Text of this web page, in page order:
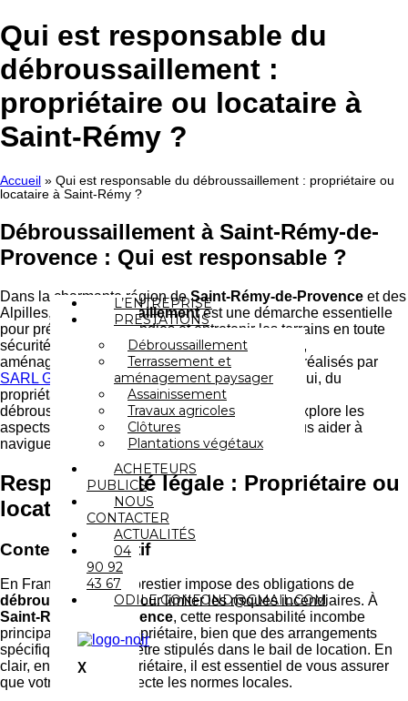
au
contenu
L’ENTREPRISE
PRESTATIONS
Débroussaillement
Terrassement et
aménagement paysager
Assainissement
Travaux agricoles
Clôtures
Plantations végétaux
ACHETEURS
PUBLICS
NOUS
CONTACTER
ACTUALITÉS
04
90 92
43 67
ODILE.GONFOND@GMAIL.COM
X
Qui est responsable du
débroussaillement :
propriétaire ou locataire à
Saint-Rémy ?
Accueil » Qui est responsable du débroussaillement : propriétaire ou
locataire à Saint-Rémy ?
Débroussaillement à Saint-Rémy-de-
Provence : Qui est responsable ?
Dans la charmante région deSaint-Rémy-de-Provence et des
Alpilles, le
débroussaillementest une démarche essentielle
pour prévenir les incendies et entretenir les terrains en toute
sécurité. Avec l’essor des activités de terrasses,
aménagements paysagers et assainissements réalisés par
SARL GONFOND JEAN-MARIE, comprendre qui, du
propriétaire ou du locataire, est responsable du
débroussaillement devient crucial. Cet article explore les
aspects légaux, pratiques et financiers pour vous aider à
naviguer dans cet enjeu régional.
Responsabilité légale : Propriétaire ou
locataire ?
Contexte législatif
En France, le Code forestier impose des obligations de
débroussaillementpour limiter les risques incendiaires. À
Saint-Rémy-de-Provence, cette responsabilité incombe
principalement au propriétaire, bien que des arrangements
spécifiques puissent être stipulés dans le bail de location. En
clair, en tant que propriétaire, il est essentiel de vous assurer
que votre terrain respecte les normes locales.